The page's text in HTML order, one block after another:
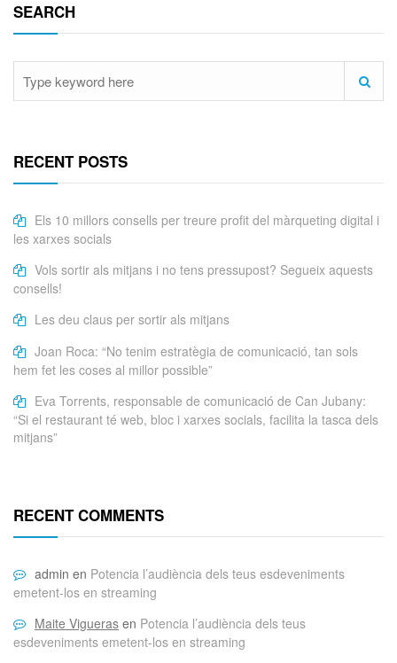
SEARCH
RECENT POSTS
Els 10 millors consells per treure profit del màrqueting digital i
les xarxes socials
Vols sortir als mitjans i no tens pressupost? Segueix aquests
consells!
Les deu claus per sortir als mitjans
Joan Roca: “No tenim estratègia de comunicació, tan sols
hem fet les coses al millor possible”
Eva Torrents, responsable de comunicació de Can Jubany:
“Si el restaurant té web, bloc i xarxes socials, facilita la tasca dels
mitjans”
RECENT COMMENTS
admin en Potencia l’audiència dels teus esdeveniments
emetent-los en streaming
Maite Vigueras en Potencia l’audiència dels teus
esdeveniments emetent-los en streaming